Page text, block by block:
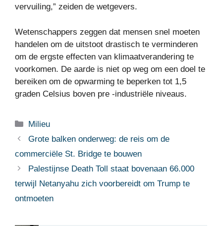
vervuiling,” zeiden de wetgevers.
Wetenschappers zeggen dat mensen snel moeten
handelen om de uitstoot drastisch te verminderen
om de ergste effecten van klimaatverandering te
voorkomen. De aarde is niet op weg om een ​​doel te
bereiken om de opwarming te beperken tot 1,5
graden Celsius boven pre -industriële niveaus.
Categorieën
Milieu
Grote balken onderweg: de reis om de
commerciële St. Bridge te bouwen
Palestijnse Death Toll staat bovenaan 66.000
terwijl Netanyahu zich voorbereidt om Trump te
ontmoeten